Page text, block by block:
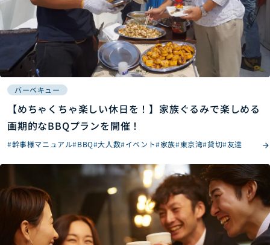
バーベキュー
【めちゃくちゃ楽しい休日を！】家族ぐるみで楽しめる
画期的なBBQプランを開催！
#幹事様マニュアル#BBQ#大人数#イベント#家族#東京湾#貸切#友達